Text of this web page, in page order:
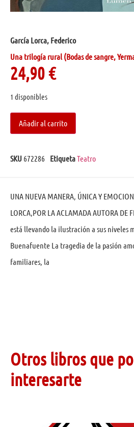
García Lorca, Federico
Una trilogía rural (Bodas de sangre,
24,90€
1 disponibles
Añadir al carrito
SKU 672286 EtiquetaTeatro
UNA NUEVA MANERA, ÚNICA Y
LORCA,POR LA ACLAMADA AUTORA DE
está llevando la ilustración a sus niveles
Buenafuente La tragedia de la pasión
familiares, la
Otros libros que
interesarte